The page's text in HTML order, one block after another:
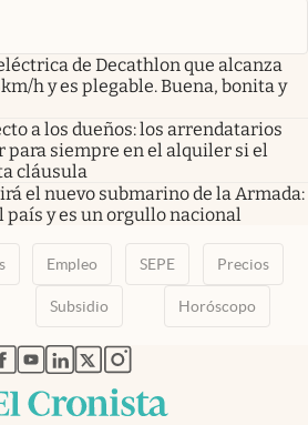
de Decathlon que alcanza
h y es plegable. Buena, bonita y
a los dueños: los arrendatarios
para siempre en el alquiler si el
cláusula
el nuevo submarino de la Armada:
país y es un orgullo nacional
Empleo SEPE Precios
Subsidio Horóscopo
abre en nueva pestaña
abre en nueva pestaña
abre en nueva pestaña
abre en nueva pestaña
abre en nueva pestaña